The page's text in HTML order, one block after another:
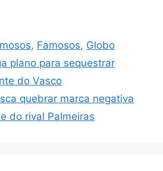
, Famosos, Globo
plano para sequestrar
do Vasco
quebrar marca negativa
do rival Palmeiras